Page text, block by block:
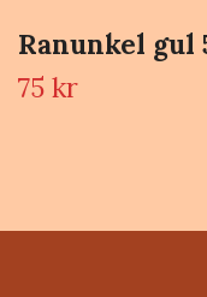
Ranunkel gul
75 kr